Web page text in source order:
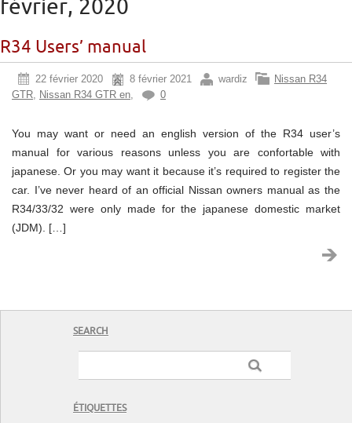
février, 2020
R34 Users’ manual
22 février 2020 8 février 2021 wardiz
Nissan R34
GTR, Nissan R34 GTR en, 0
You may want or need an english version of the R34 user’s
manual for various reasons unless you are confortable with
japanese. Or you may want it because it’s required to register the
car. I’ve never heard of an official Nissan owners manual as the
R34/33/32 were only made for the japanese domestic market
(JDM). […]
SEARCH
ÉTIQUETTES